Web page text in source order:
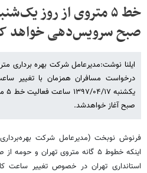
صبح سرویس‌دهی خواهد
ایلنا نوشت:مدیرعامل شرکت بهره برداری
درخواست مسافران همزمان با تغییر
صبح آغاز خواهدشد.
فرنوش نوبخت (مدیرعامل شرکت
اینکه خطوط ۵ گانه متروی تهران و
استانداری تهران در خصوص تغییر ساعت